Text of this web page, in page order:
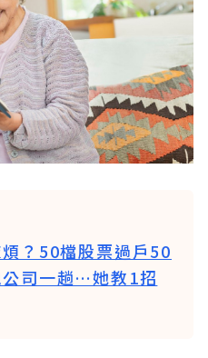
？50檔股票過戶50
司一趟…她教1招